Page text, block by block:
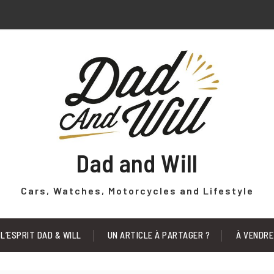
Dad and Will
Cars, Watches, Motorcycles and Lifestyle
L’ESPRIT DAD & WILL UN ARTICLE À PARTAGER ? À VENDRE